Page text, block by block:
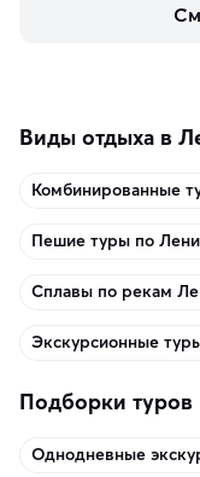
аутентичных
Виды отдыха в
Комбинированные
Пешие туры по
Сплавы по рекам
Экскурсионные
Подборки туров
Однодневные